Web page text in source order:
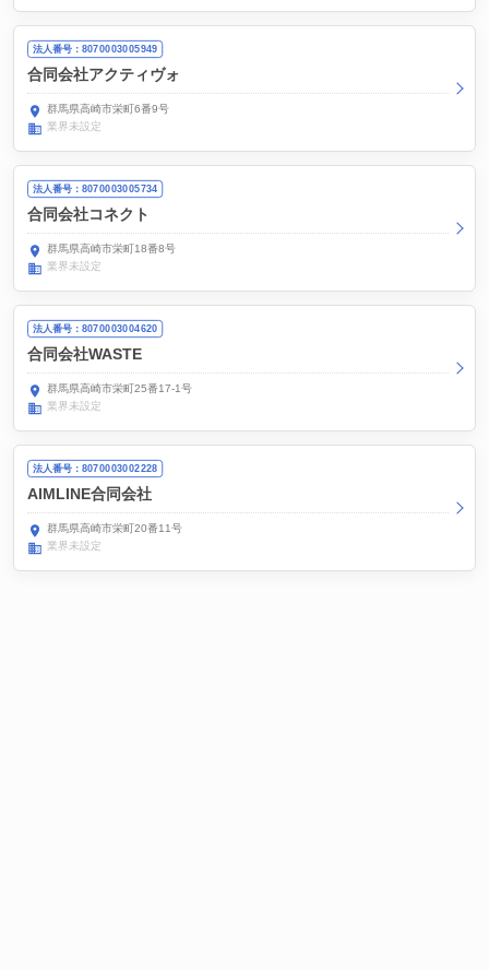
法人番号：8070003005949
合同会社アクティヴォ
群馬県高崎市栄町6番9号
業界未設定
法人番号：8070003005734
合同会社コネクト
群馬県高崎市栄町18番8号
業界未設定
法人番号：8070003004620
合同会社WASTE
群馬県高崎市栄町25番17-1号
業界未設定
法人番号：8070003002228
AIMLINE合同会社
群馬県高崎市栄町20番11号
業界未設定